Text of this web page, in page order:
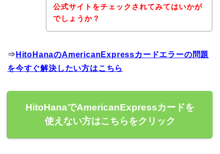
公式サイトをチェックされてみてはいかが
でしょうか？
⇒ HitoHanaのAmericanExpressカードエラーの問題
を今すぐ解決したい方はこちら
HitoHanaでAmericanExpressカードを
使えない方はこちらをクリック